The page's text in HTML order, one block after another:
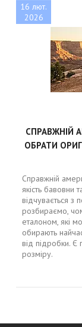
16 лют.
2026
СПРАВЖНІЙ
ОБРАТИ
Справжній
якість бавовни
відчувається з
розбираємо,
еталоном, які
обирають
від підробки.
розміру.